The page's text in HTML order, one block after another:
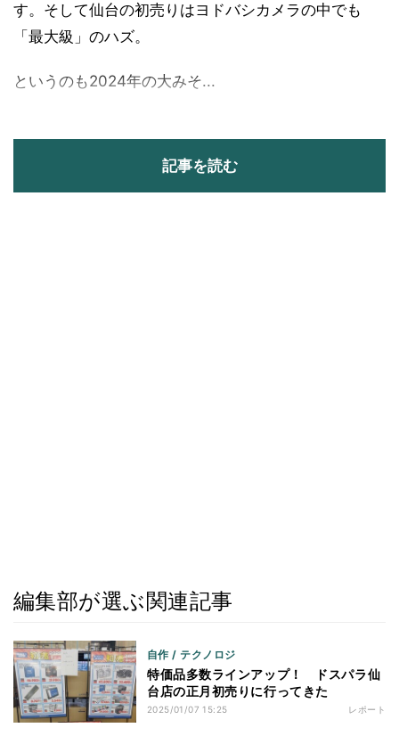
す。そして仙台の初売りはヨドバシカメラの中でも
「最大級」のハズ。
というのも2024年の大みそ...
記事を読む
編集部が選ぶ関連記事
自作 / テクノロジ
特価品多数ラインアップ！ ドスパラ仙
台店の正月初売りに行ってきた
2025/01/07 15:25 レポート